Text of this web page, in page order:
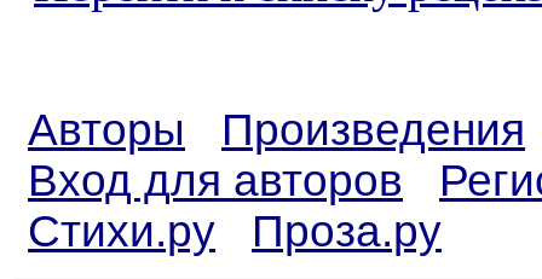
Авторы
Произведения
Вход для авторов
Стихи.ру
Проза.ру